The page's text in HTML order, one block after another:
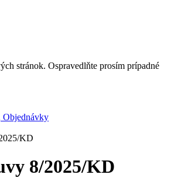
stránok. Ospravedlňte prosím prípadné
Objednávky
KD
8/2025/KD